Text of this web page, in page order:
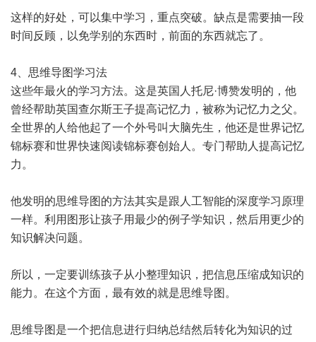
这样的好处，可以集中学习，重点突破。缺点是需要抽一段
时间反顾，以免学别的东西时，前面的东西就忘了。
4、思维导图学习法
这些年最火的学习方法。这是英国人托尼·博赞发明的，他
曾经帮助英国查尔斯王子提高记忆力，被称为记忆力之父。
全世界的人给他起了一个外号叫大脑先生，他还是世界记忆
锦标赛和世界快速阅读锦标赛创始人。专门帮助人提高记忆
力。
他发明的思维导图的方法其实是跟人工智能的深度学习原理
一样。利用图形让孩子用最少的例子学知识，然后用更少的
知识解决问题。
所以，一定要训练孩子从小整理知识，把信息压缩成知识的
能力。在这个方面，最有效的就是思维导图。
思维导图是一个把信息进行归纳总结然后转化为知识的过